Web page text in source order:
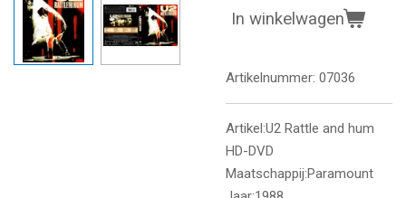
In winkelwagen
Artikelnummer: 07036
Artikel:U2 Rattle and hum
HD-DVD
Maatschappij:Paramount